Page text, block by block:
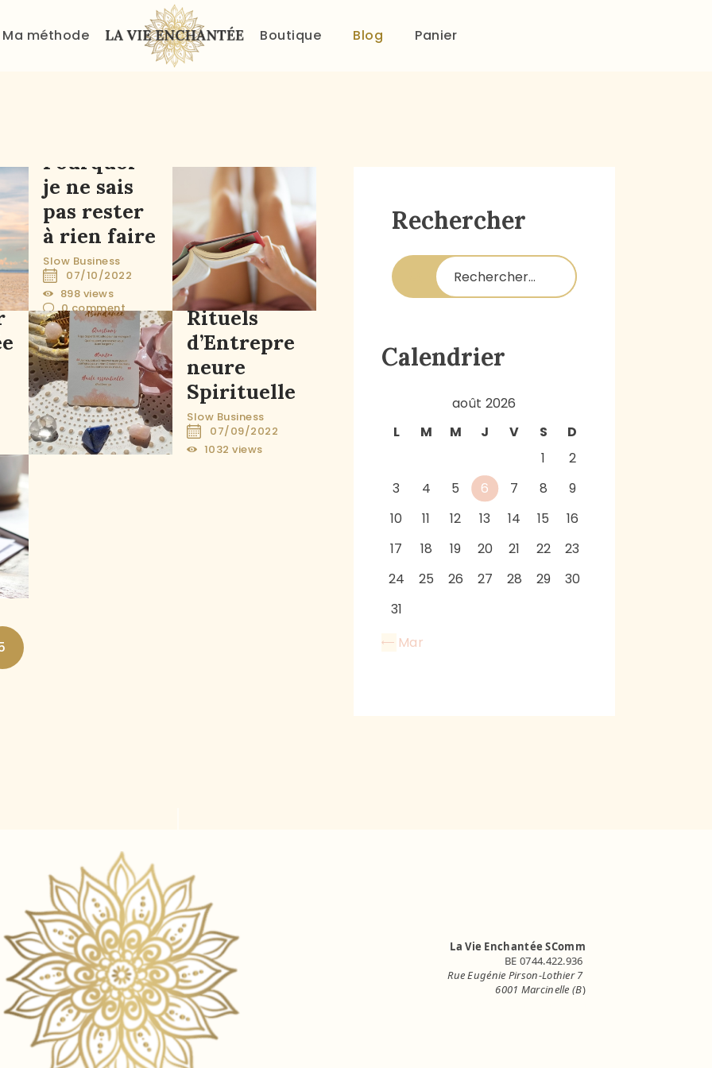
Ma méthode Boutique Blog Panier
ACCUEIL
BLOG
PANIER
Pourquoi
je ne sais
pas rester
à rien faire
Slow Business
07/10/2022
898 views
0 comment
Mes
Rituels
d’Entrepre
neure
Spirituelle
Slow Business
07/09/2022
1032 views
Rechercher
Calendrier
août 2026
L
M M J V S
D
1
2
3
4 5 6 7 8
9
10
11 12 13 14 15
16
17
18 19 20 21 22
23
24
25 26 27 28 29
30
31
« Mar
La Vie Enchantée SComm
BE 0744.422.936
Rue Eugénie Pirson-Lothier 7
6001 Marcinelle (B)